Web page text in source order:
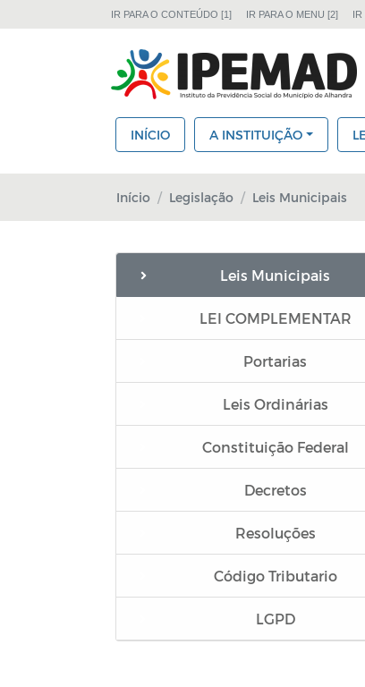
IR PARA O CONTEÚDO [1] IR PARA O MENU [2] IR
INÍCIO A INSTITUIÇÃO
Início Legislação Leis Municipais
Leis Municipais
LEI COMPLEMENTAR
Portarias
Leis Ordinárias
Constituição Federal
Decretos
Resoluções
Código Tributario
LGPD